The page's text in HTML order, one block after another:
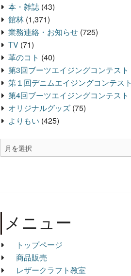
本・雑誌 (43)
館林 (1,371)
業務連絡・お知らせ (725)
TV (71)
革のコト (40)
第3回ブーツエイジングコンテスト
第１回デニムエイジングコンテスト
第4回ブーツエイジングコンテスト
オリジナルグッズ (75)
よりもい (425)
メニュー
トップページ
商品販売
レザークラフト教室